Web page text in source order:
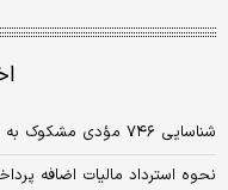
شناسایی ۷۴۶ مؤدی مشکوک به پول‏‏‌شویی
نحوه استرداد مالیات اضافه